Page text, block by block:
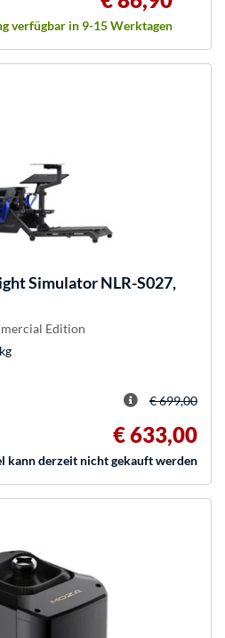
verfügbar in 9-15 Werktagen
Simulator NLR-S027,
Edition
€ 699,00
€ 633,00
kann derzeit nicht gekauft werden